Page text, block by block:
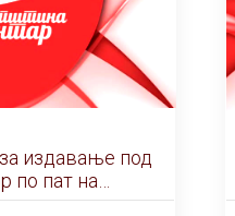
издавање под
по пат на